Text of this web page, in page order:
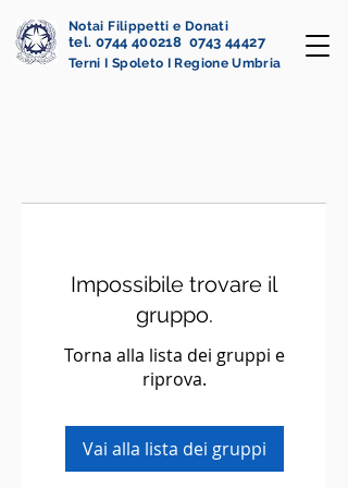
Notai Filippetti e Donati
tel. 0744 400218 0743 44427
Terni I Spoleto I Regione Umbria
Impossibile trovare il
gruppo.
Torna alla lista dei gruppi e
riprova.
Vai alla lista dei gruppi